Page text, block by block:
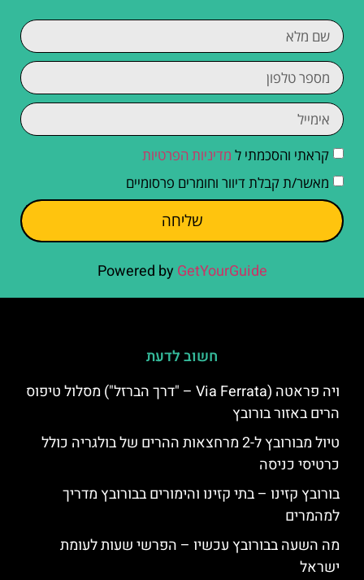
קראתי והסכמתי ל מדיניות הפרטיות
מאשר/ת קבלת דיוור וחומרים פרסומיים
שליחה
Powered by GetYourGuide
חשוב לדעת
ויה פראטה (Via Ferrata – "דרך הברזל") מסלול טיפוס
הרים באזור בורובץ
טיול מבורובץ ל-2 מרחצאות ההרים של בולגריה כולל
כרטיסי כניסה
בורובץ קזינו – בתי קזינו והימורים בבורובץ מדריך
למהמרים
מה השעה בבורובץ עכשיו – הפרשי שעות לעומת
ישראל